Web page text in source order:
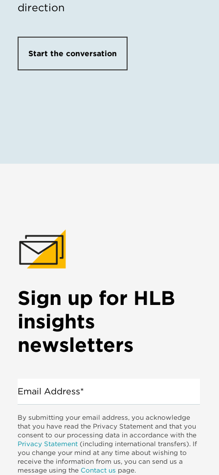
direction
Start the conversation
Sign up for HLB
insights
newsletters
Email Address*
By submitting your email address, you acknowledge
that you have read the Privacy Statement and that you
consent to our processing data in accordance with the
Privacy Statement (including international transfers). If
you change your mind at any time about wishing to
receive the information from us, you can send us a
message using the Contact us page.